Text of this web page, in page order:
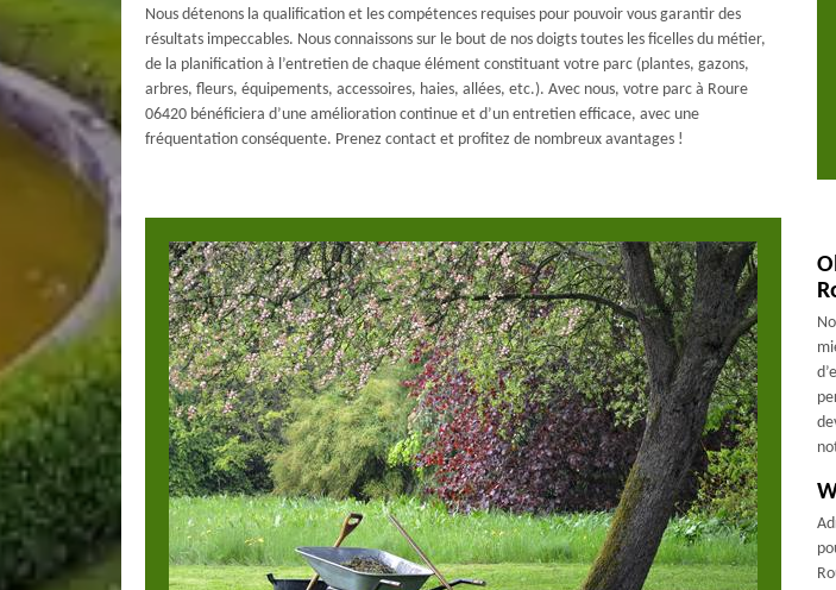
Nous détenons la qualification et les compétences requises pour pouvoir vous garantir des
résultats impeccables. Nous connaissons sur le bout de nos doigts toutes les ficelles du métier,
de la planification à l’entretien de chaque élément constituant votre parc (plantes, gazons,
arbres, fleurs, équipements, accessoires, haies, allées, etc.). Avec nous, votre parc à Roure
06420 bénéficiera d’une amélioration continue et d’un entretien efficace, avec une
fréquentation conséquente. Prenez contact et profitez de nombreux avantages !